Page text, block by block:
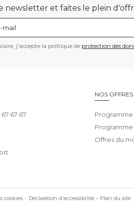
newsletter et faites le plein
j'accepte la politique de protection des
67 67
NOS OFFRES
Programme
Offres du
cookies Déclaration d'accessibilité Plan du site